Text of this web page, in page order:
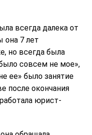
всегда далека от
она 7 лет
но всегда была
совсем не мое»,
ее» было занятие
после окончания
юрист-